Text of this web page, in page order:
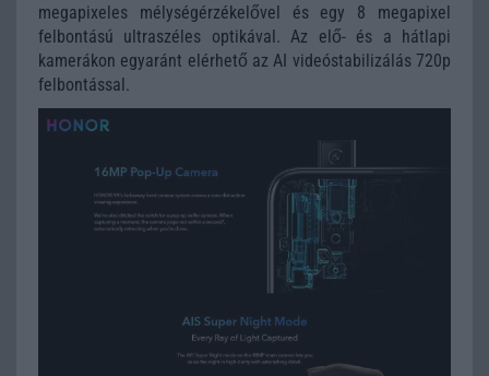
megapixeles mélységérzékelővel és egy 8 megapixel
felbontású ultraszéles optikával. Az elő- és a hátlapi
kamerákon egyaránt elérhető az AI videóstabilizálás 720p
felbontással.